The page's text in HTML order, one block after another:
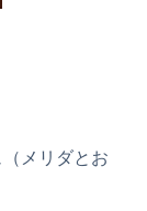
メリダとお